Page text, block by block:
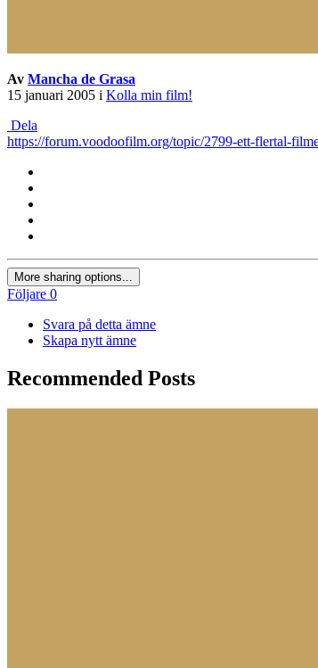
Av Mancha de Grasa
15 januari 2005 i Kolla min film!
Dela
https://forum.voodoofilm.org/topic/2799-ett-flertal-
More sharing options...
Följare 0
Svara på detta ämne
Skapa nytt ämne
Recommended Posts